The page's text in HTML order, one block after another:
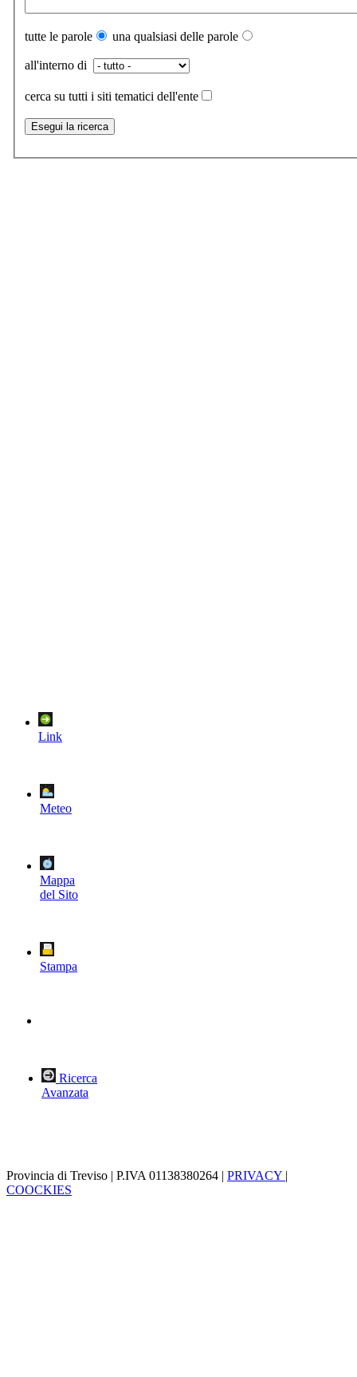
tutte le parole una qualsiasi delle parole
all'interno di
cerca su tutti i siti tematici dell'ente
Link
Meteo
Mappa
del Sito
Stampa
Ricerca
Avanzata
Provincia di Treviso | P.IVA 01138380264 | PRIVACY |
COOCKIES